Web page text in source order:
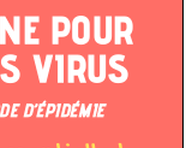
Les
Virus